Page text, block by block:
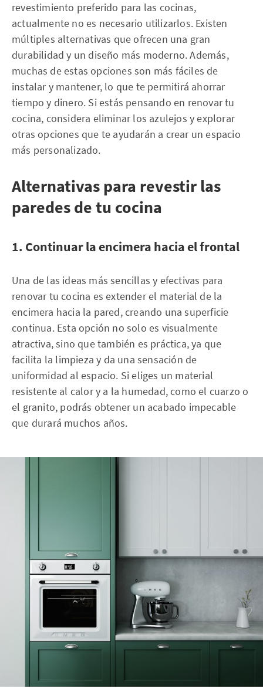
revestimiento preferido para las cocinas,
actualmente no es necesario utilizarlos. Existen
múltiples alternativas que ofrecen una gran
durabilidad y un diseño más moderno. Además,
muchas de estas opciones son más fáciles de
instalar y mantener, lo que te permitirá ahorrar
tiempo y dinero. Si estás pensando en renovar tu
cocina, considera eliminar los azulejos y explorar
otras opciones que te ayudarán a crear un espacio
más personalizado.
Alternativas para revestir las
paredes de tu cocina
1. Continuar la encimera hacia el frontal
Una de las ideas más sencillas y efectivas para
renovar tu cocina es extender el material de la
encimera hacia la pared, creando una superficie
continua. Esta opción no solo es visualmente
atractiva, sino que también es práctica, ya que
facilita la limpieza y da una sensación de
uniformidad al espacio. Si eliges un material
resistente al calor y a la humedad, como el cuarzo o
el granito, podrás obtener un acabado impecable
que durará muchos años.